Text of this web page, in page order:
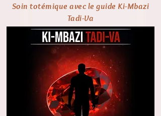
Soin totémique avec le guide Ki-Mbazi
Tadi-Va